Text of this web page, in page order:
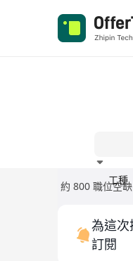
工種
約 800 職位空缺
為這次
訂閱